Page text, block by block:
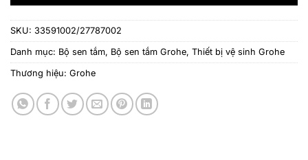
SKU: 33591002/27787002
Danh mục: Bộ sen tắm, Bộ sen tắm Grohe, Thiết bị vệ sinh Grohe
Thương hiệu: Grohe